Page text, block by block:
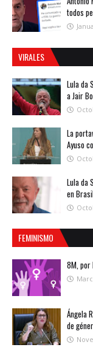
todos
VIRALES
Lula da
a Jair
La
Ayuso
Lula da
en
FEMINISMO
8M, por
Ángela
de